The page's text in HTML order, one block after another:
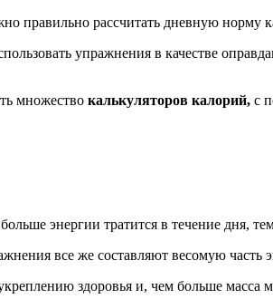
правильно рассчитать дневную норму
упражнения в качестве
множество калькуляторов калорий, с
энергии тратится в течение дня,
все же составляют весомую часть
здоровья и, чем больше